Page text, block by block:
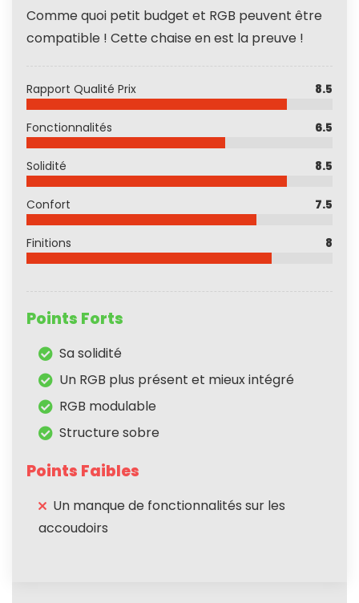
Comme quoi petit budget et RGB peuvent être
compatible ! Cette chaise en est la preuve !
Rapport Qualité Prix 8.5
Fonctionnalités 6.5
Solidité 8.5
Confort 7.5
Finitions 8
Points Forts
Sa solidité
Un RGB plus présent et mieux intégré
RGB modulable
Structure sobre
Points Faibles
Un manque de fonctionnalités sur les
accoudoirs